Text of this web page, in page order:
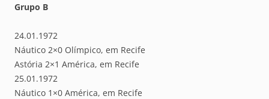
Grupo B
24.01.1972
Náutico 2×0 Olímpico, em Recife
Astória 2×1 América, em Recife
25.01.1972
Náutico 1×0 América, em Recife